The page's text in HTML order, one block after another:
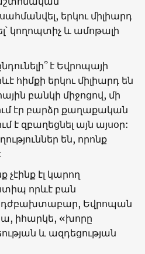
երկու միլիարդ
կողոպտիչ և ամոթալի
է Եվրոպայի
հիմքի երկու միլիարդ են
բանկի միջոցով, մի
էր բարձր քաղաքական
է զբաղեցնել այն այսօր:
են, որոնք
էլ կարող
որևէ բան
դժբախտաբար, Եվրոպան
իհարկե, «խորը
և ազդեցության